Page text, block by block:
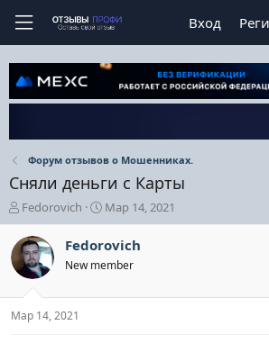
Вход
Форум отзывов о Мошенниках.
Сняли деньги с Карты
А
в
т
о
р
е
м
Fedorovich
Д
а
а
н
ч
Мар 14, 2021
Fedorovich
New member
Мар 14, 2021